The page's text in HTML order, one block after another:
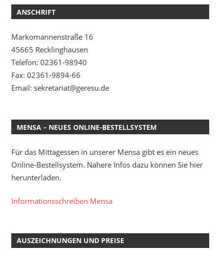
ANSCHRIFT
Markomannenstraße 16
45665 Recklinghausen
Telefon: 02361-98940
Fax: 02361-9894-66
Email: sekretariat@geresu.de
MENSA – NEUES ONLINE-BESTELLSYSTEM
Für das Mittagessen in unserer Mensa gibt es ein neues
Online-Bestellsystem. Nähere Infos dazu können Sie hier
herunterladen.
Informationsschreiben Mensa
AUSZEICHNUNGEN UND PREISE